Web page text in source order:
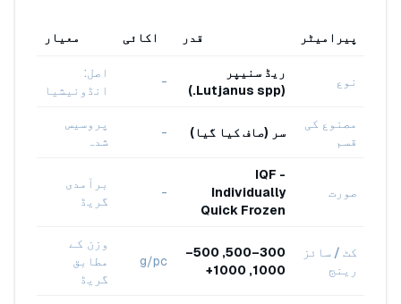
پیرامیٹر قدر اکائی معیار
نوع
ریڈ سنیپر
(Lutjanus spp.)
-
اصل:
انڈونیشیا
مصنوع کی
قسم
سر (صاف کیا گیا) -
پروسیس
شدہ
صورت
IQF -
Individually
Quick Frozen
-
برآمدی
گریڈ
کٹ / سائز
رینج
300–500, 500–
1000, 1000+
g/pc
وزن کے
مطابق
گریڈ